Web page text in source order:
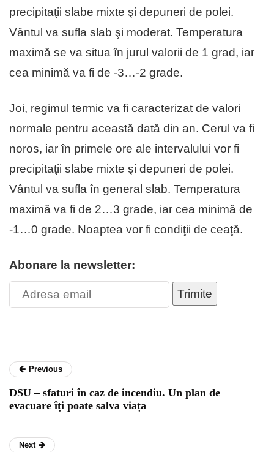
precipitaţii slabe mixte şi depuneri de polei.
Vântul va sufla slab şi moderat. Temperatura
maximă se va situa în jurul valorii de 1 grad, iar
cea minimă va fi de -3…-2 grade.
Joi, regimul termic va fi caracterizat de valori
normale pentru această dată din an. Cerul va fi
noros, iar în primele ore ale intervalului vor fi
precipitaţii slabe mixte şi depuneri de polei.
Vântul va sufla în general slab. Temperatura
maximă va fi de 2…3 grade, iar cea minimă de
-1…0 grade. Noaptea vor fi condiţii de ceaţă.
Abonare la newsletter:
Trimite
Previous
DSU – sfaturi în caz de incendiu. Un plan de
evacuare îți poate salva viața
Next